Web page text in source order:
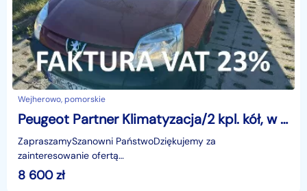
Wejherowo, pomorskie
Peugeot Partner Klimatyzacja/2 kpl. kół, w tym alufelgi/Hak/Podgrzew. fotele/ Vat 23
ZapraszamySzanowni PaństwoDziękujemy za
zainteresowanie ofertą
AutazEuropejskichSalonow.pl.czynne:pn-pt 9-18.sob 10-15.
Parkuje w Wejherowo,ul. Orzeszkowej 10,
8 600zł